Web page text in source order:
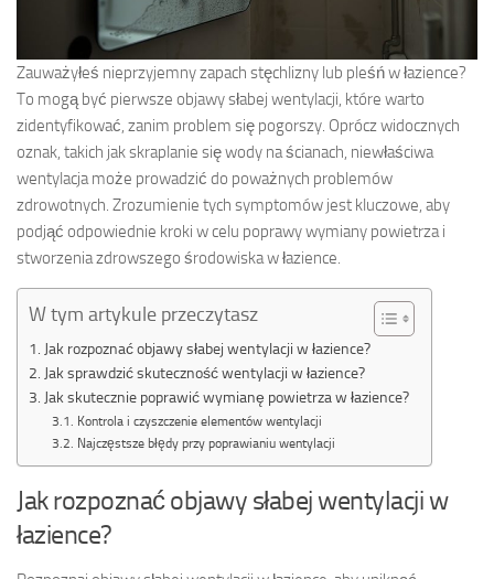
Zauważyłeś nieprzyjemny zapach stęchlizny lub pleśń w łazience?
To mogą być pierwsze objawy słabej wentylacji, które warto
zidentyfikować, zanim problem się pogorszy. Oprócz widocznych
oznak, takich jak skraplanie się wody na ścianach, niewłaściwa
wentylacja może prowadzić do poważnych problemów
zdrowotnych. Zrozumienie tych symptomów jest kluczowe, aby
podjąć odpowiednie kroki w celu poprawy wymiany powietrza i
stworzenia zdrowszego środowiska w łazience.
W tym artykule przeczytasz
Jak rozpoznać objawy słabej wentylacji w łazience?
Jak sprawdzić skuteczność wentylacji w łazience?
Jak skutecznie poprawić wymianę powietrza w łazience?
Kontrola i czyszczenie elementów wentylacji
Najczęstsze błędy przy poprawianiu wentylacji
Jak rozpoznać objawy słabej wentylacji w
łazience?